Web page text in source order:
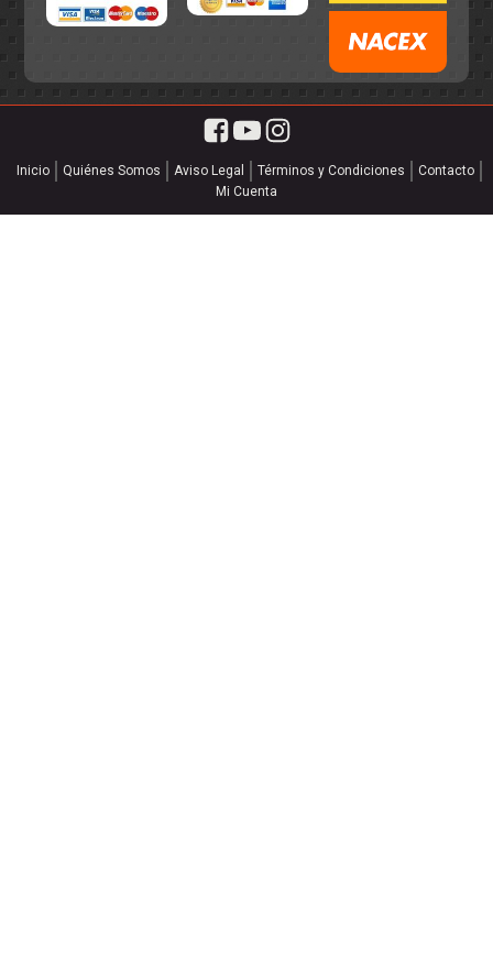
Inicio Quiénes Somos Aviso Legal Términos y Condiciones
Contacto
Mi Cuenta